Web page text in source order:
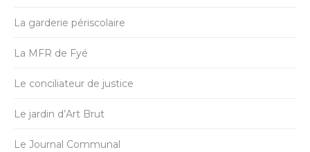
La garderie périscolaire
La MFR de Fyé
Le conciliateur de justice
Le jardin d’Art Brut
Le Journal Communal